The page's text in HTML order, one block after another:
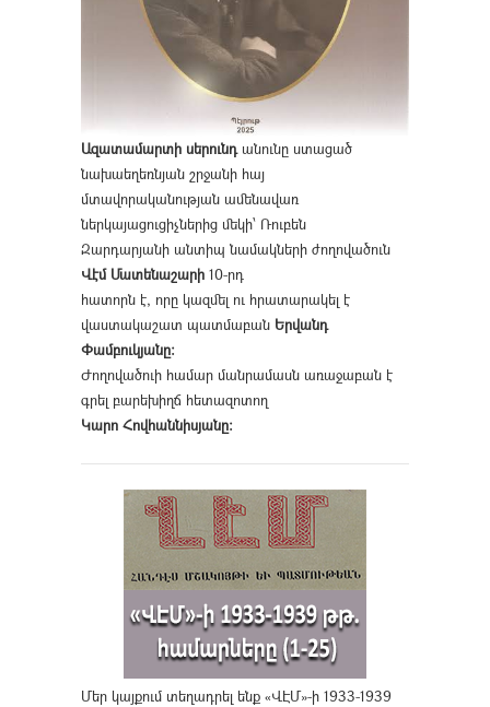
Ազատամարտի սերունդանունը ստացած
նախաեղեռնյան շրջանի հայ
մտավորականության ամենավառ
ներկայացուցիչներից մեկի՝ Ռուբեն
Զարդարյանի անտիպ նամակների ժողովածուն
Վէմ Մատենաշարի 10-րդ
հատորն է, որը կազմել ու հրատարակել է
վաստակաշատ պատմաբան Երվանդ
Փամբուկյանը։
Ժողովածուի համար մանրամասն առաջաբան է
գրել բարեխիղճ հետազոտող
Կարո Հովհաննիսյանը։
Մեր կայքում տեղադրել ենք «ՎԷՄ»-ի 1933-1939